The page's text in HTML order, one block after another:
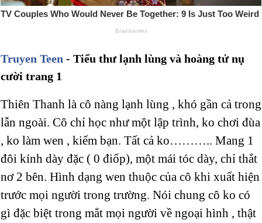
Truyen Teen - Tiểu thư lạnh lùng và hoàng tử nụ
cười trang 1
Thiên Thanh là cô nàng lạnh lùng , khó gần cả trong
lẫn ngoài. Cô chỉ học như một lập trình, ko chơi đùa
, ko làm wen , kiếm bạn. Tất cả ko……….. Mang 1
đôi kính dày đặc ( 0 điốp), một mái tóc dày, chỉ thắt
nơ 2 bên. Hình dạng wen thuộc của cô khi xuất hiện
trước mọi người trong trường. Nói chung cô ko có
gì đặc biệt trong mắt mọi người về ngoại hình , thật